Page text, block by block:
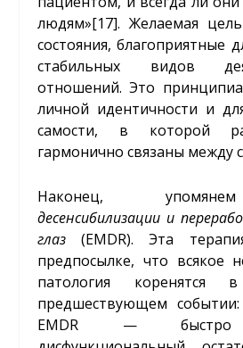
людям»[17]. Желаемая
состояния, благоприятные
стабильных видов
отношений. Это
личной идентичности и
самости, в которой
гармонично связаны между
Наконец,
десенсибилизации и
глаз (EMDR). Эта
предпосылке, что всякое
патология коренятся
предшествующем
EMDR — быстро